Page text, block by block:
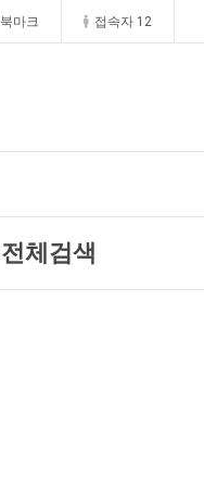
북마크 접속자 12
전체검색